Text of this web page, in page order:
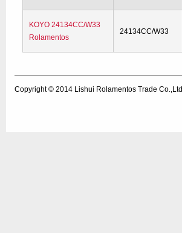
KOYO 24134CC/W33
Rolamentos
24134CC/W33
Copyright © 2014 Lishui Rolamentos Trade Co.,Ltd